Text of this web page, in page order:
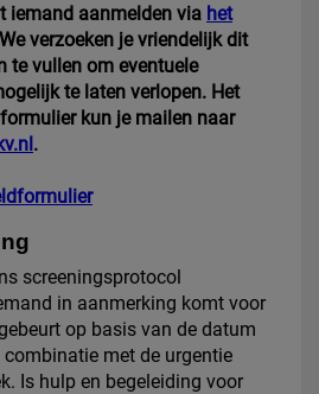
iemand aanmelden via het
verzoeken je vriendelijk dit
te vullen om eventuele
te laten verlopen. Het
kun je mailen naar
.
screeningsprotocol
in aanmerking komt voor
op basis van de datum
met de urgentie
Is hulp en begeleiding voor